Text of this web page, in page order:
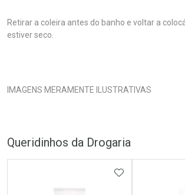
Retirar a coleira antes do banho e voltar a
estiver seco.
IMAGENS MERAMENTE ILUSTRATIVAS
Queridinhos da Drogaria
ADICIONAR